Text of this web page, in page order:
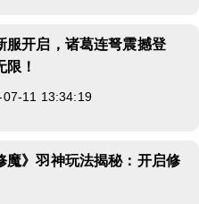
服开启，诸葛连弩震撼登
！
07-11 13:34:19
魔》羽神玩法揭秘：开启修